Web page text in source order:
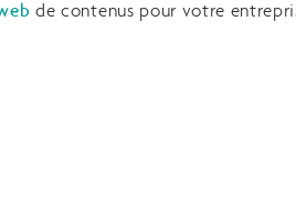
de contenus pour votre